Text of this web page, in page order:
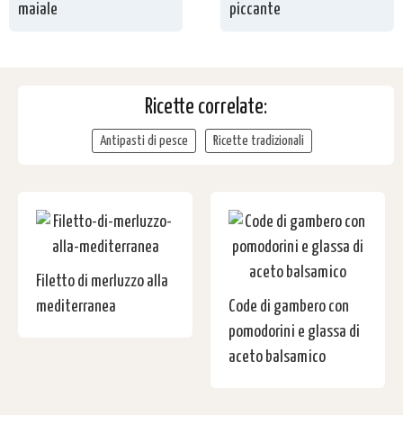
maiale
piccante
Ricette correlate:
Antipasti di pesce Ricette tradizionali
Filetto di merluzzo alla
mediterranea
Code di gambero con
pomodorini e glassa di
aceto balsamico